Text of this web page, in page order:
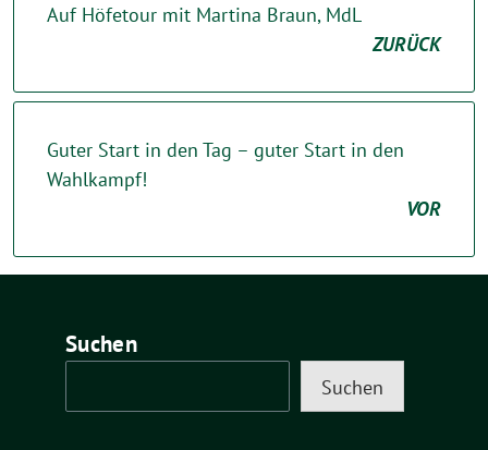
Auf Höfetour mit Martina Braun, MdL
ZURÜCK
Guter Start in den Tag – guter Start in den
Wahlkampf!
VOR
Suchen
Suchen